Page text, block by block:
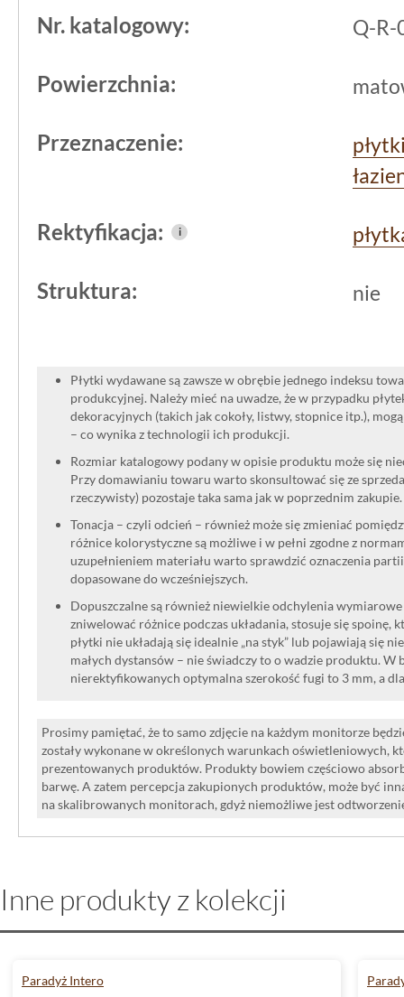
R10
do salonu czy innych
oczekiwania. Uniwersalny odcień i
oferują sporo możliwości
Nr. katalogowy: Q-R-
Powierzchnia:
Przeznaczenie:
Rektyfikacja: i
Struktura: nie
Płytki wydawane są zawsze w obrębie jednego indeksu
produkcyjnej. Należy mieć na uwadze, że w przypadku
dekoracyjnych (takich jak cokoły, listwy, stopnice itp.),
– co wynika z technologii ich produkcji.
Rozmiar katalogowy podany w opisie produktu może się
Przy domawianiu towaru warto skonsultować się ze
rzeczywisty) pozostaje taka sama jak w poprzednim zakupie.
Tonacja – czyli odcień – również może się zmieniać
różnice kolorystyczne są możliwe i w pełni zgodne z
uzupełnieniem materiału warto sprawdzić oznaczenia
dopasowane do wcześniejszych.
Dopuszczalne są również niewielkie odchylenia
zniwelować różnice podczas układania, stosuje się spoinę,
płytki nie układają się idealnie „na styk” lub pojawiają się
małych dystansów – nie świadczy to o wadzie produktu. W
nierektyfikowanych optymalna szerokość fugi to 3 mm, a
Prosimy pamiętać, że to samo zdjęcie na każdym monitorze
zostały wykonane w określonych warunkach oświetleniowych,
prezentowanych produktów. Produkty bowiem częściowo
barwę. A zatem percepcja zakupionych produktów, może być
na skalibrowanych monitorach, gdyż niemożliwe jest
Inne produkty z kolekcji
Paradyż Intero